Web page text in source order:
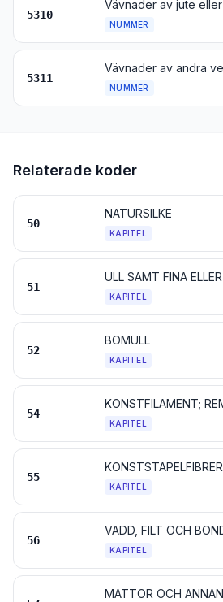
5310
NUMMER
5311
NUMMER
Relaterade koder
50
NATURSILKE
KAPITEL
51
KAPITEL
52
BOMULL
KAPITEL
54
KAPITEL
55
KONSTSTAPELFIBRER
KAPITEL
56
KAPITEL